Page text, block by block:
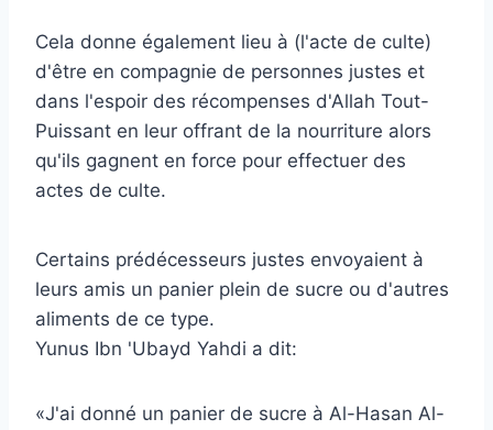
Cela donne également lieu à (l'acte de culte)
d'être en compagnie de personnes justes et
dans l'espoir des récompenses d'Allah Tout-
Puissant en leur offrant de la nourriture alors
qu'ils gagnent en force pour effectuer des
actes de culte.
Certains prédécesseurs justes envoyaient à
leurs amis un panier plein de sucre ou d'autres
aliments de ce type.
Yunus Ibn 'Ubayd Yahdi a dit:
«J'ai donné un panier de sucre à Al-Hasan Al-